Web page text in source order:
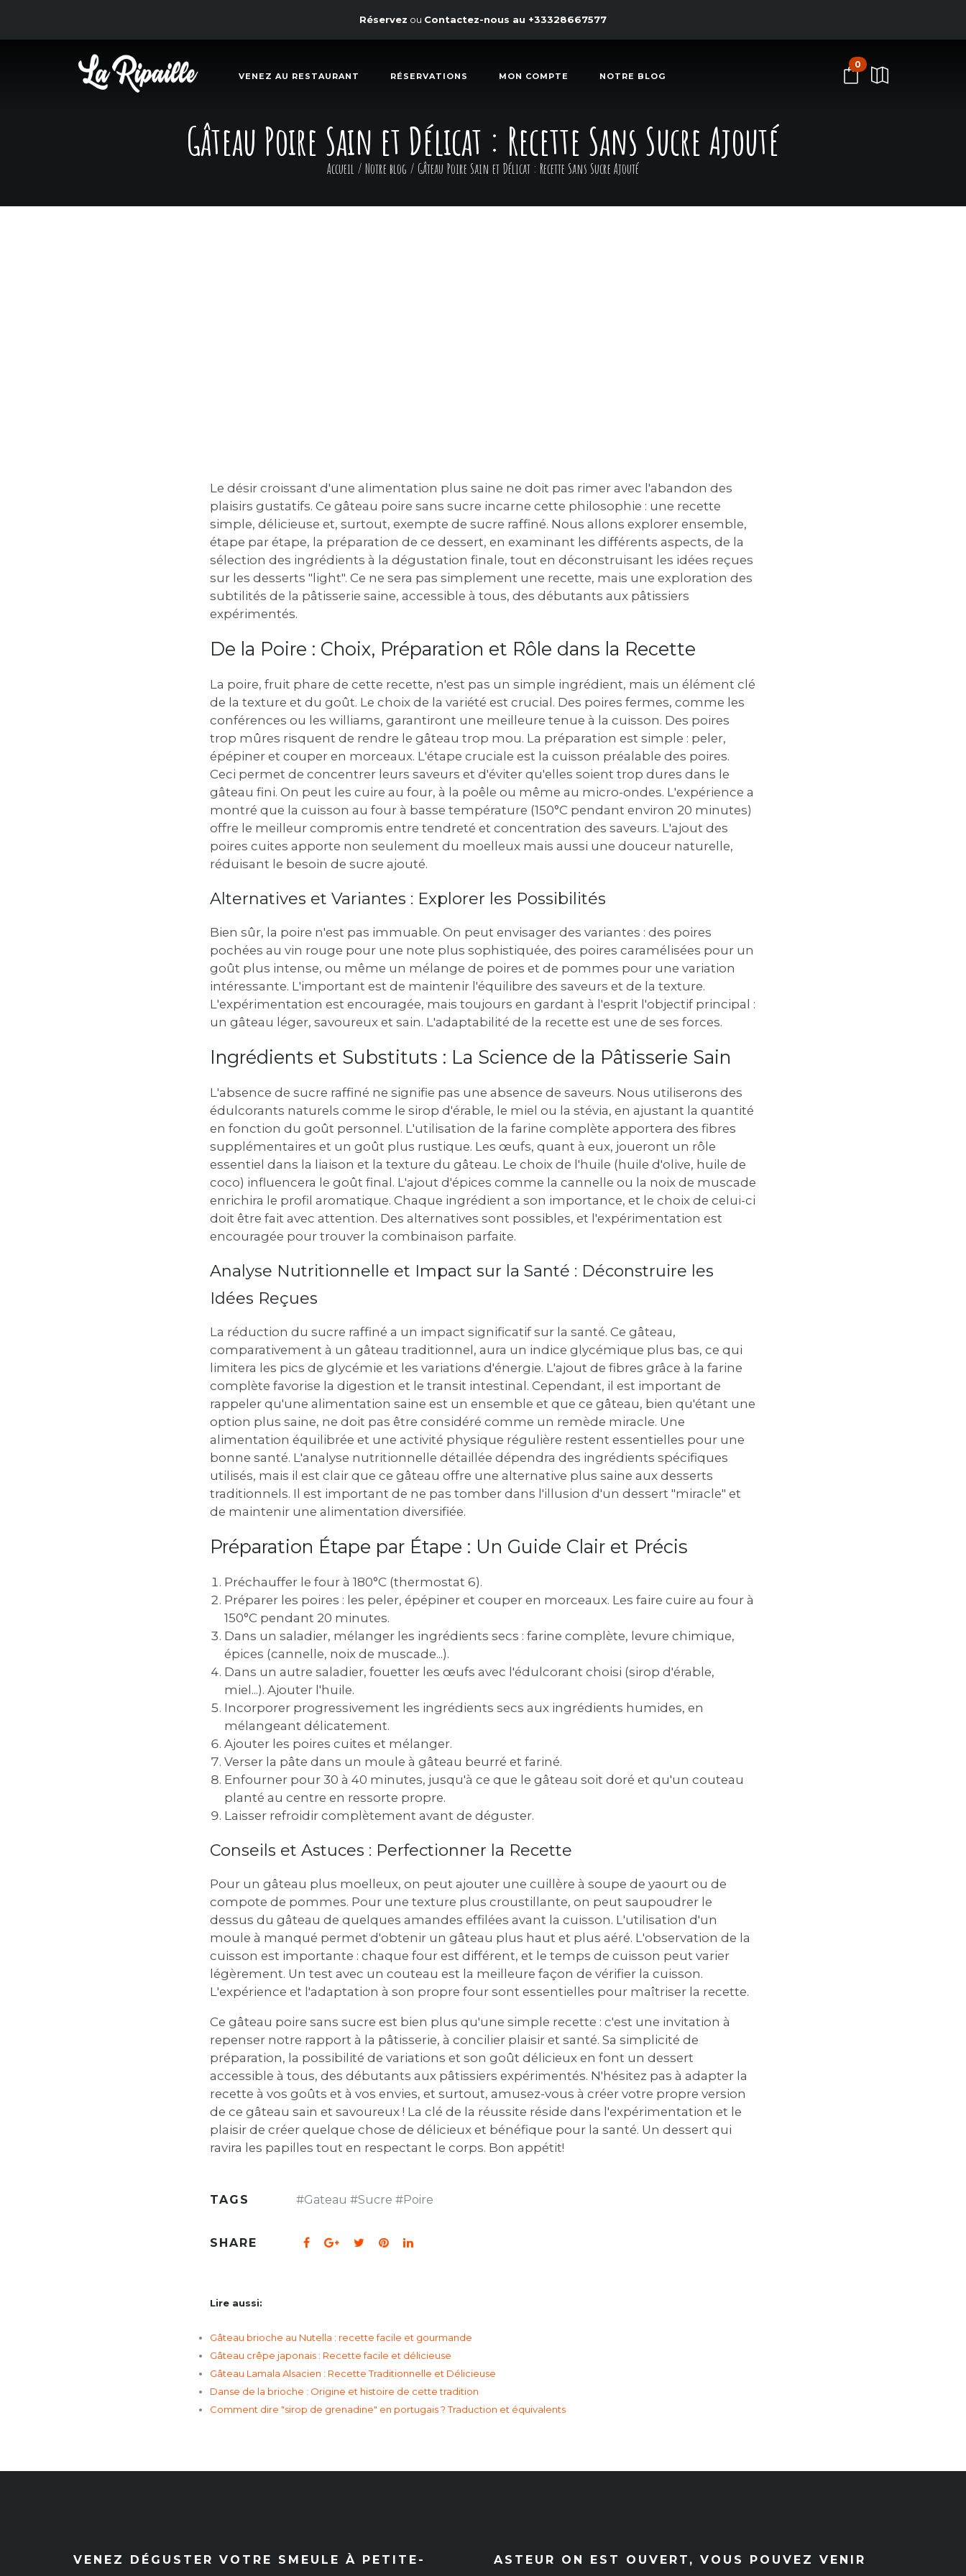
Réservez ou Contactez-nous au +33328667577
VENEZ AU RESTAURANT RÉSERVATIONS MON COMPTE NOTRE BLOG
0
Gâteau Poire Sain et Délicat : Recette Sans Sucre Ajouté
Accueil / Notre blog / Gâteau Poire Sain et Délicat : Recette Sans Sucre Ajouté
Le désir croissant d'une alimentation plus saine ne doit pas rimer avec l'abandon des
plaisirs gustatifs. Ce gâteau poire sans sucre incarne cette philosophie : une recette
simple, délicieuse et, surtout, exempte de sucre raffiné. Nous allons explorer ensemble,
étape par étape, la préparation de ce dessert, en examinant les différents aspects, de la
sélection des ingrédients à la dégustation finale, tout en déconstruisant les idées reçues
sur les desserts "light". Ce ne sera pas simplement une recette, mais une exploration des
subtilités de la pâtisserie saine, accessible à tous, des débutants aux pâtissiers
expérimentés.
De la Poire : Choix, Préparation et Rôle dans la Recette
La poire, fruit phare de cette recette, n'est pas un simple ingrédient, mais un élément clé
de la texture et du goût. Le choix de la variété est crucial. Des poires fermes, comme les
conférences ou les williams, garantiront une meilleure tenue à la cuisson. Des poires
trop mûres risquent de rendre le gâteau trop mou. La préparation est simple : peler,
épépiner et couper en morceaux. L'étape cruciale est la cuisson préalable des poires.
Ceci permet de concentrer leurs saveurs et d'éviter qu'elles soient trop dures dans le
gâteau fini. On peut les cuire au four, à la poêle ou même au micro-ondes. L'expérience a
montré que la cuisson au four à basse température (150°C pendant environ 20 minutes)
offre le meilleur compromis entre tendreté et concentration des saveurs. L'ajout des
poires cuites apporte non seulement du moelleux mais aussi une douceur naturelle,
réduisant le besoin de sucre ajouté.
Alternatives et Variantes : Explorer les Possibilités
Bien sûr, la poire n'est pas immuable. On peut envisager des variantes : des poires
pochées au vin rouge pour une note plus sophistiquée, des poires caramélisées pour un
goût plus intense, ou même un mélange de poires et de pommes pour une variation
intéressante. L'important est de maintenir l'équilibre des saveurs et de la texture.
L'expérimentation est encouragée, mais toujours en gardant à l'esprit l'objectif principal :
un gâteau léger, savoureux et sain. L'adaptabilité de la recette est une de ses forces.
Ingrédients et Substituts : La Science de la Pâtisserie Sain
L'absence de sucre raffiné ne signifie pas une absence de saveurs. Nous utiliserons des
édulcorants naturels comme le sirop d'érable, le miel ou la stévia, en ajustant la quantité
en fonction du goût personnel. L'utilisation de la farine complète apportera des fibres
supplémentaires et un goût plus rustique. Les œufs, quant à eux, joueront un rôle
essentiel dans la liaison et la texture du gâteau. Le choix de l'huile (huile d'olive, huile de
coco) influencera le goût final. L'ajout d'épices comme la cannelle ou la noix de muscade
enrichira le profil aromatique. Chaque ingrédient a son importance, et le choix de celui-ci
doit être fait avec attention. Des alternatives sont possibles, et l'expérimentation est
encouragée pour trouver la combinaison parfaite.
Analyse Nutritionnelle et Impact sur la Santé : Déconstruire les
Idées Reçues
La réduction du sucre raffiné a un impact significatif sur la santé. Ce gâteau,
comparativement à un gâteau traditionnel, aura un indice glycémique plus bas, ce qui
limitera les pics de glycémie et les variations d'énergie. L'ajout de fibres grâce à la farine
complète favorise la digestion et le transit intestinal. Cependant, il est important de
rappeler qu'une alimentation saine est un ensemble et que ce gâteau, bien qu'étant une
option plus saine, ne doit pas être considéré comme un remède miracle. Une
alimentation équilibrée et une activité physique régulière restent essentielles pour une
bonne santé. L'analyse nutritionnelle détaillée dépendra des ingrédients spécifiques
utilisés, mais il est clair que ce gâteau offre une alternative plus saine aux desserts
traditionnels. Il est important de ne pas tomber dans l'illusion d'un dessert "miracle" et
de maintenir une alimentation diversifiée.
Préparation Étape par Étape : Un Guide Clair et Précis
Préchauffer le four à 180°C (thermostat 6).
Préparer les poires : les peler, épépiner et couper en morceaux. Les faire cuire au four à
150°C pendant 20 minutes.
Dans un saladier, mélanger les ingrédients secs : farine complète, levure chimique,
épices (cannelle, noix de muscade...).
Dans un autre saladier, fouetter les œufs avec l'édulcorant choisi (sirop d'érable,
miel...). Ajouter l'huile.
Incorporer progressivement les ingrédients secs aux ingrédients humides, en
mélangeant délicatement.
Ajouter les poires cuites et mélanger.
Verser la pâte dans un moule à gâteau beurré et fariné.
Enfourner pour 30 à 40 minutes, jusqu'à ce que le gâteau soit doré et qu'un couteau
planté au centre en ressorte propre.
Laisser refroidir complètement avant de déguster.
Conseils et Astuces : Perfectionner la Recette
Pour un gâteau plus moelleux, on peut ajouter une cuillère à soupe de yaourt ou de
compote de pommes. Pour une texture plus croustillante, on peut saupoudrer le
dessus du gâteau de quelques amandes effilées avant la cuisson. L'utilisation d'un
moule à manqué permet d'obtenir un gâteau plus haut et plus aéré. L'observation de la
cuisson est importante : chaque four est différent, et le temps de cuisson peut varier
légèrement. Un test avec un couteau est la meilleure façon de vérifier la cuisson.
L'expérience et l'adaptation à son propre four sont essentielles pour maîtriser la recette.
Ce gâteau poire sans sucre est bien plus qu'une simple recette : c'est une invitation à
repenser notre rapport à la pâtisserie, à concilier plaisir et santé. Sa simplicité de
préparation, la possibilité de variations et son goût délicieux en font un dessert
accessible à tous, des débutants aux pâtissiers expérimentés. N'hésitez pas à adapter la
recette à vos goûts et à vos envies, et surtout, amusez-vous à créer votre propre version
de ce gâteau sain et savoureux ! La clé de la réussite réside dans l'expérimentation et le
plaisir de créer quelque chose de délicieux et bénéfique pour la santé. Un dessert qui
ravira les papilles tout en respectant le corps. Bon appétit!
TAGS #Gateau #Sucre #Poire
SHARE
Lire aussi:
Gâteau brioche au Nutella : recette facile et gourmande
Gâteau crêpe japonais : Recette facile et délicieuse
Gâteau Lamala Alsacien : Recette Traditionnelle et Délicieuse
Danse de la brioche : Origine et histoire de cette tradition
Comment dire "sirop de grenadine" en portugais ? Traduction et équivalents
VENEZ DÉGUSTER VOTRE SMEULE À PETITE- ASTEUR ON EST OUVERT, VOUS POUVEZ VENIR